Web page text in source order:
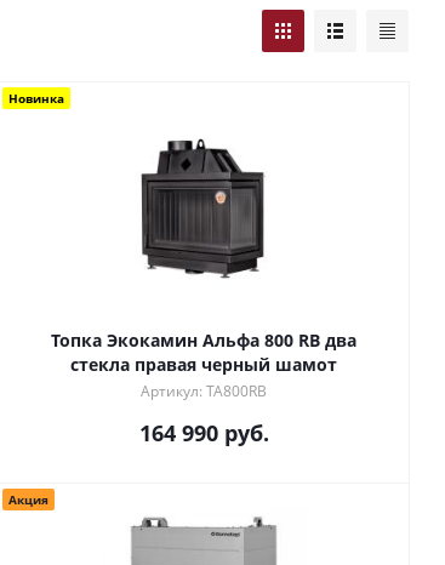
Новинка
Топка Экокамин Альфа 800 RB два
стекла правая черный шамот
Артикул: TA800RB
164 990руб.
Акция